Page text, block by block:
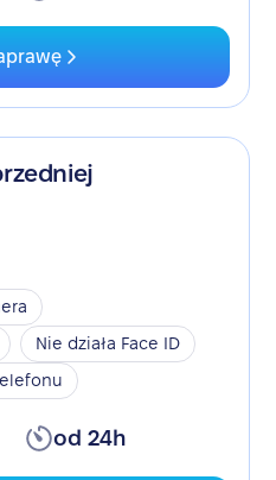
Nie działa Face ID
od 24h